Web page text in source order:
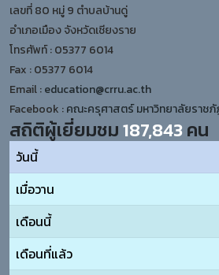
เลขที่ 80 หมู่ 9 ตำบลบ้านดู่
อำเภอเมือง จังหวัดเชียงราย
โทรศัพท์ : 05377 6014
Fax : 05377 6014
Email :education@crru.ac.th
Facebook :คณะครุศาสตร์ มหาวิทยาลัยราชภั
สถิติผู้เยี่ยมชม187,843คน
วันนี้
เมื่อวาน
เดือนนี้
เดือนที่แล้ว